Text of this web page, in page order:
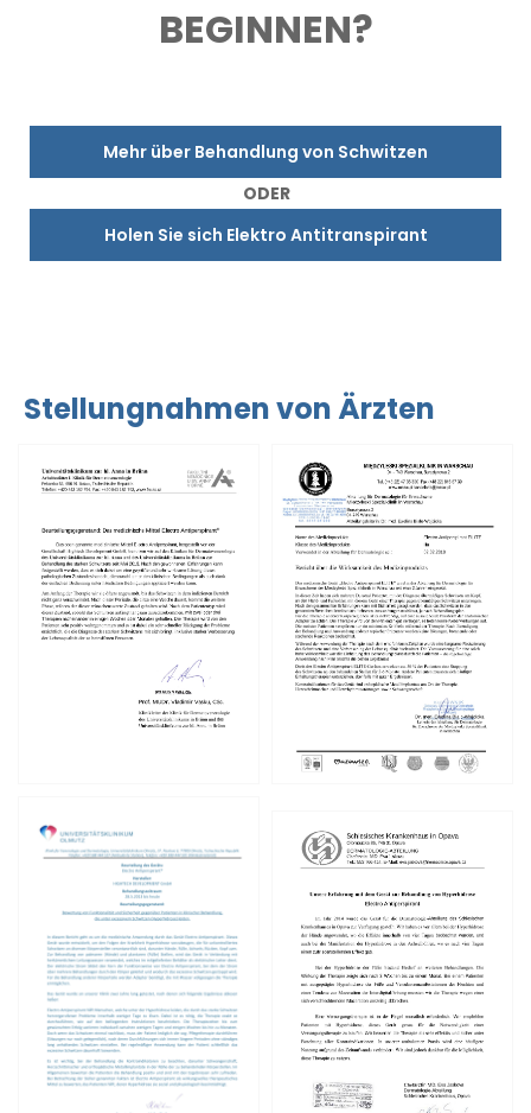
BEGINNEN?
Mehr über Behandlung von Schwitzen
ODER
Holen Sie sich Elektro Antitranspirant
Stellungnahmen von Ärzten